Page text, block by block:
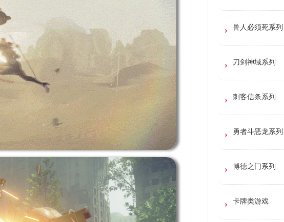
兽人必须死系列
刀剑神域系列
刺客信条系列
勇者斗恶龙系列
博德之门系列
卡牌类游戏